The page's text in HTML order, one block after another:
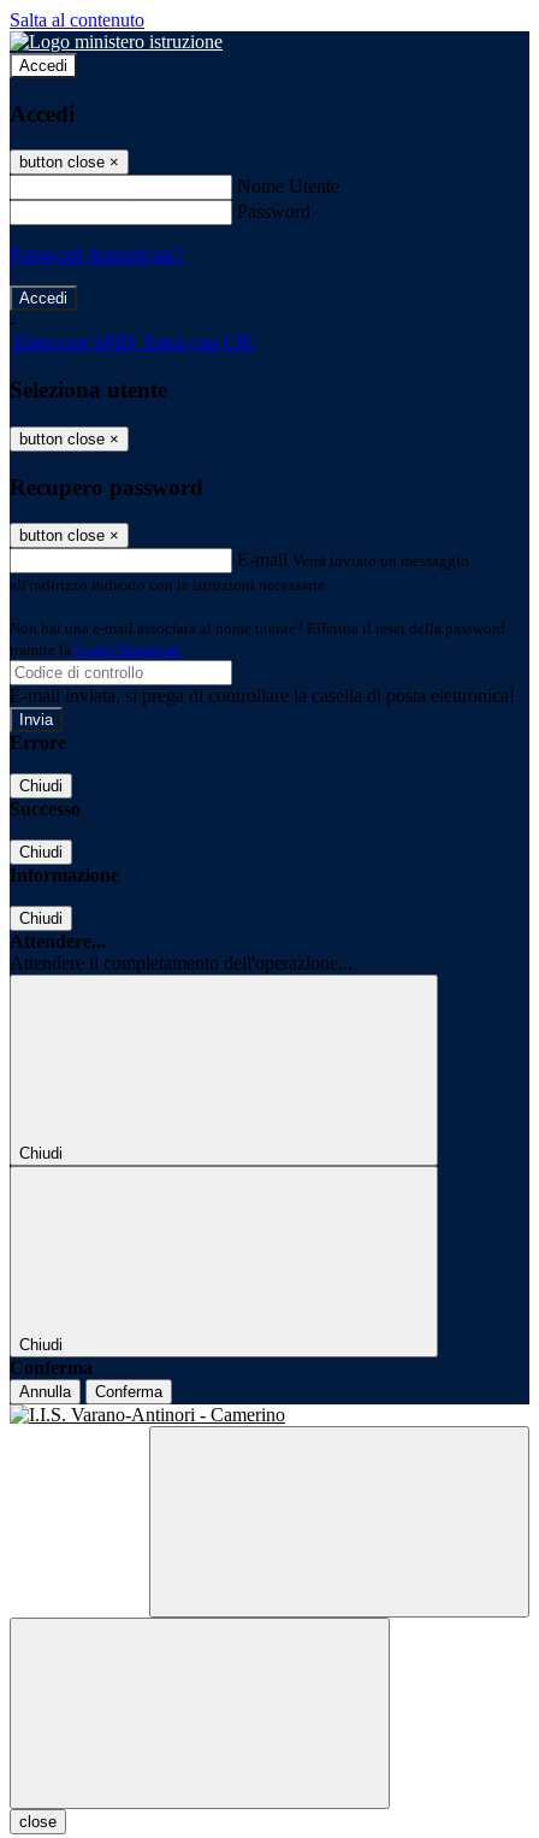
Salta al contenuto
Accedi
Accedi
button close ×
Nome Utente
Password
Password dimenticata?
-
Entra con SPID Entra con CIE
Seleziona utente
button close ×
Recupero password
button close ×
E-mail Verrà inviato un messaggio
all'indirizzo indicato con le istruzioni necessarie.
Non hai una e-mail associata al nome utente? Effettua il reset della password
tramite la Login Spaggiari
E-mail inviata, si prega di controllare la casella di posta elettronica!
Errore
Chiudi
Successo
Chiudi
Informazione
Chiudi
Attendere...
Attendere il completamento dell'operazione...
Chiudi
Chiudi
Conferma
Annulla Conferma
close